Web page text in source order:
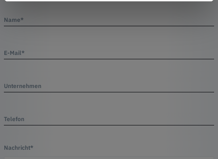
Name*
E-Mail*
Unternehmen
Telefon
Nachricht*